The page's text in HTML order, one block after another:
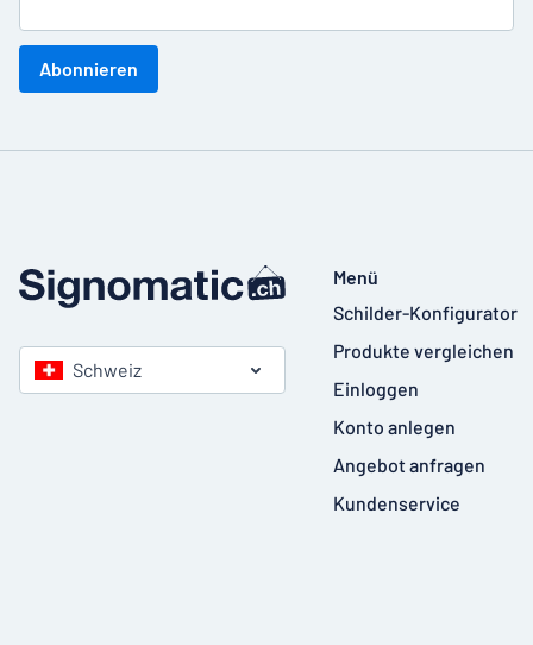
Abonnieren
Schweiz
Menü
Schilder-Konfigurator
Produkte vergleichen
Einloggen
Konto anlegen
Angebot anfragen
Kundenservice